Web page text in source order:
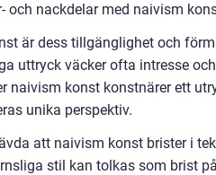
och nackdelar med naivism
är dess tillgänglighet och
uttryck väcker ofta intresse
naivism konst konstnärer ett
unika perspektiv.
att naivism konst brister i
stil kan tolkas som brist